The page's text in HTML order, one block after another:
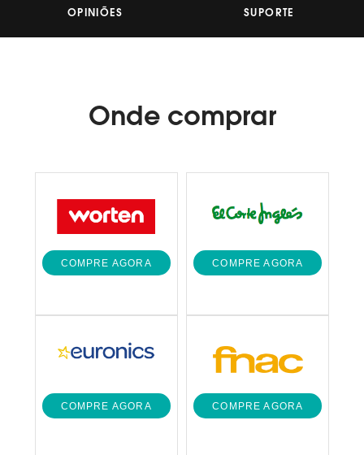
OPINIÕES SUPORTE
Onde comprar
COMPRE AGORA COMPRE AGORA
COMPRE AGORA COMPRE AGORA